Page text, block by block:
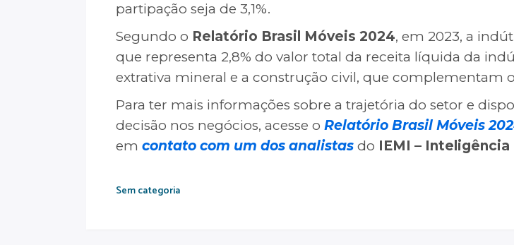
partipação seja de 3,1%.
Segundo o Relatório Brasil Móveis 2024, em 2023, a
que representa 2,8% do valor total da receita líquida da
extrativa mineral e a construção civil, que complementam
Para ter mais informações sobre a trajetória do setor e
decisão nos negócios, acesse o Relatório Brasil Móveis
em contato com um dos analistas do IEMI –
Sem categoria